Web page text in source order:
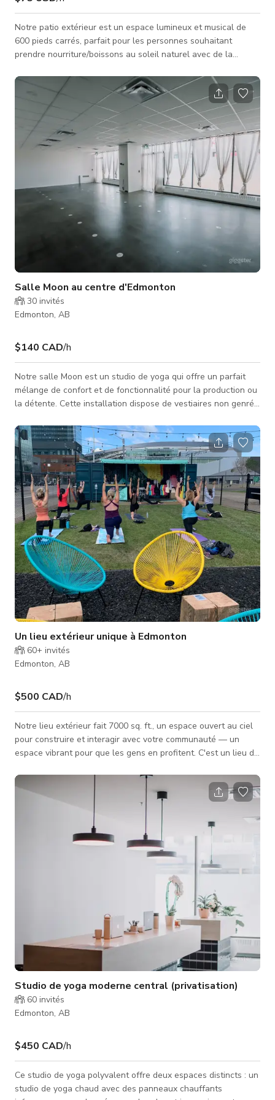
Notre patio extérieur est un espace lumineux et musical de
600 pieds carrés, parfait pour les personnes souhaitant
prendre nourriture/boissons au soleil naturel avec de la
temps tout en mangeant/buvant avec des amis ou la famille
ici. Cet espace est disponible pour les séances
photo/tournages, fêtes, événements, réunions. Veuillez noter
que les tarifs seront plus élevés pendant les heures de
pointe, les week-ends et les j
Salle Moon au centre d'Edmonton
30 invités
Edmonton, AB
$140 CAD/h
Notre salle Moon est un studio de yoga qui offre un parfait
mélange de confort et de fonctionnalité pour la production ou
la détente. Cette installation dispose de vestiaires non genrés
douches et toilettes, ainsi que des cabines d'essayage
pratiques pour des changements rapides. Que vous organisiez
des séances de yoga ou créiez du contenu réfléchi, cet
espace offre un environnement accueillant et polyvalent. Le
studio est
Un lieu extérieur unique à Edmonton
60+ invités
Edmonton, AB
$500 CAD/h
Notre lieu extérieur fait 7000 sq. ft., un espace ouvert au ciel
pour construire et interagir avec votre communauté — un
espace vibrant pour que les gens en profitent. C'est un lieu de
pour accueillir tous types d'événements. Des cours de yoga
aux concerts, en passant par les événements privés et les
séances photo, notre programmation apporte énergie &
créativité à notre centre-ville. Prenez une bouchée dans un
Studio de yoga moderne central (privatisation)
60 invités
Edmonton, AB
$450 CAD/h
Ce studio de yoga polyvalent offre deux espaces distincts : un
studio de yoga chaud avec des panneaux chauffants